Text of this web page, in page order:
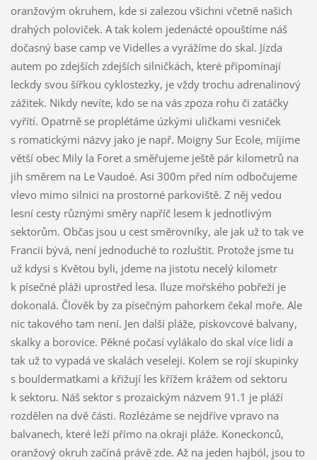
oranžovým okruhem, kde si zalezou všichni včetně našich
drahých poloviček. A tak kolem jedenácté opouštíme náš
dočasný base camp ve Videlles a vyrážíme do skal. Jízda
autem po zdejších zdejších silničkách, které připomínají
leckdy svou šířkou cyklostezky, je vždy trochu adrenalinový
zážitek. Nikdy nevíte, kdo se na vás zpoza rohu či zatáčky
vyřítí. Opatrně se proplétáme úzkými uličkami vesniček
s romatickými názvy jako je např. Moigny Sur Ecole, míjíme
větší obec Mily la Foret a směřujeme ještě pár kilometrů na
jih směrem na Le Vaudoé. Asi 300m před ním odbočujeme
vlevo mimo silnici na prostorné parkoviště. Z něj vedou
lesní cesty různými směry napříč lesem k jednotlivým
sektorům. Občas jsou u cest směrovníky, ale jak už to tak ve
Francii bývá, není jednoduché to rozluštit. Protože jsme tu
už kdysi s Květou byli, jdeme na jistotu necelý kilometr
k písečné pláži uprostřed lesa. Iluze mořského pobřeží je
dokonalá. Člověk by za písečným pahorkem čekal moře. Ale
nic takového tam není. Jen další pláže, pískovcové balvany,
skalky a borovice. Pěkné počasí vylákalo do skal více lidí a
tak už to vypadá ve skalách veseleji. Kolem se rojí skupinky
s bouldermatkami a křižují les křížem krážem od sektoru
k sektoru. Náš sektor s prozaickým názvem 91.1 je pláží
rozdělen na dvě části. Rozlézáme se nejdříve vpravo na
balvanech, které leží přímo na okraji pláže. Koneckonců,
oranžový okruh začíná právě zde. Až na jeden hajból, jsou to